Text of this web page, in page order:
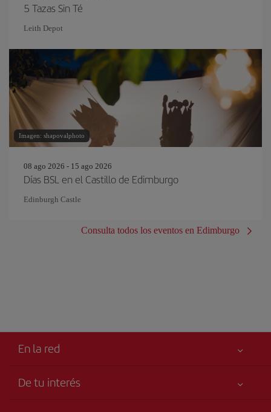
5 Tazas Sin Té
Leith Depot
Imagen: shapovalphoto
08 ago 2026 - 15 ago 2026
Días BSL en el Castillo de Edimburgo
Edinburgh Castle
Consulta todos los eventos en Edimburgo
En la red
De tu interés